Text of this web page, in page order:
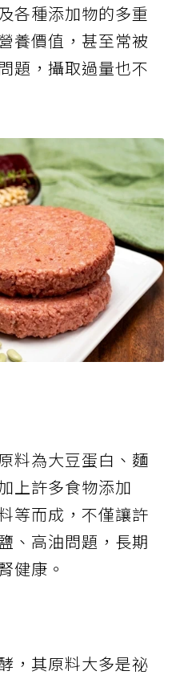
統豆腐經過油炸後
易碎裂，但因為油
是同分量的板豆腐
多數會用醬油、
燒或悶滷，其鹽分
取不利整體健康。
被驗出含防腐劑過量添加問題。
甜甜的、橘色的豆
拿去油炸，再裹上